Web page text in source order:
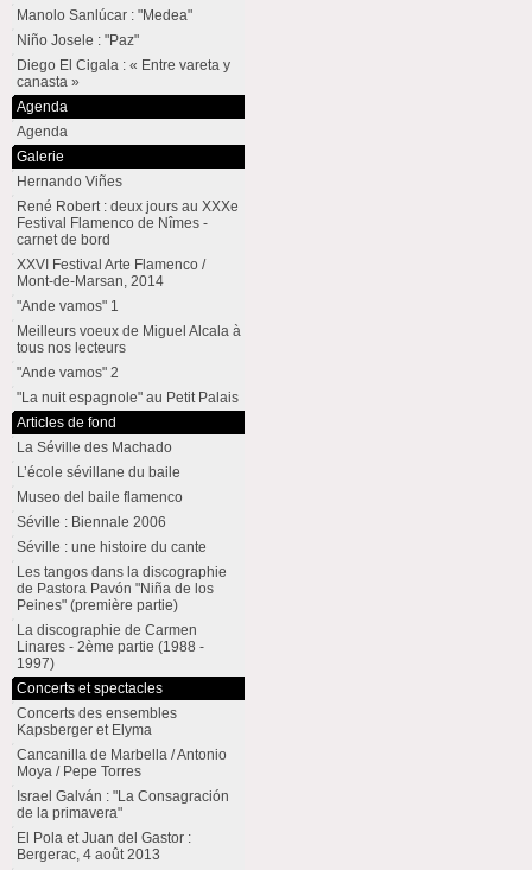
Manolo Sanlúcar : "Medea"
Niño Josele : "Paz"
Diego El Cigala : « Entre vareta y
canasta »
Agenda
Agenda
Galerie
Hernando Viñes
René Robert : deux jours au XXXe
Festival Flamenco de Nîmes -
carnet de bord
XXVI Festival Arte Flamenco /
Mont-de-Marsan, 2014
"Ande vamos" 1
Meilleurs voeux de Miguel Alcala à
tous nos lecteurs
"Ande vamos" 2
"La nuit espagnole" au Petit Palais
Articles de fond
La Séville des Machado
L’école sévillane du baile
Museo del baile flamenco
Séville : Biennale 2006
Séville : une histoire du cante
Les tangos dans la discographie
de Pastora Pavón "Niña de los
Peines" (première partie)
La discographie de Carmen
Linares - 2ème partie (1988 -
1997)
Concerts et spectacles
Concerts des ensembles
Kapsberger et Elyma
Cancanilla de Marbella / Antonio
Moya / Pepe Torres
Israel Galván : "La Consagración
de la primavera"
El Pola et Juan del Gastor :
Bergerac, 4 août 2013